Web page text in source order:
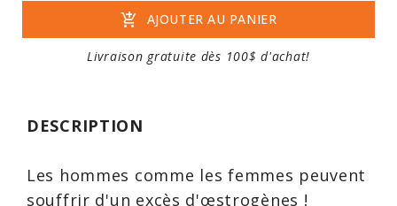
add_shopping_cart AJOUTER AU PANIER
Livraison gratuite dès 100$ d'achat!
DESCRIPTION
Les hommes comme les femmes peuvent
souffrir d'un excès d'œstrogènes !